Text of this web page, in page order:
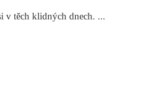
v těch klidných dnech. ...